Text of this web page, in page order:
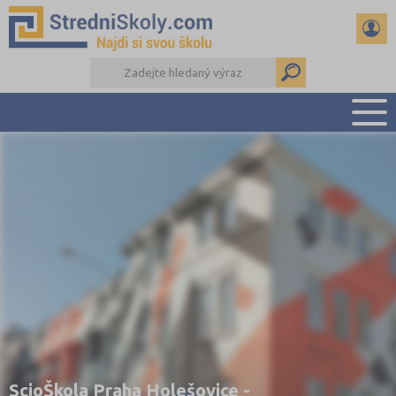
PŘEHLED ŠKOL
PŘÍPRAVA NA PŘIJÍMAČKY
DŮLEŽITÉ TERMÍNY
REFERÁTY A SEMINÁRKY
DALŠÍ DRUHY ŠKOL
ScioŠkola Praha Holešovice -